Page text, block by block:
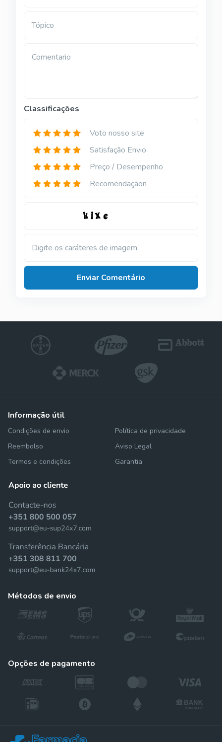
Tópico
Comentario
Classificações
Voto nosso site
Satisfação Envio
Preço / Desempenho
Recomendaçãon
Digite os caráteres de imagem
Enviar Comentário
informação útil
Condições de envio
Reembolso
Termos e condições
Política de privacidade
Aviso Legal
Garantia
métodos de envio
opções de pagamento